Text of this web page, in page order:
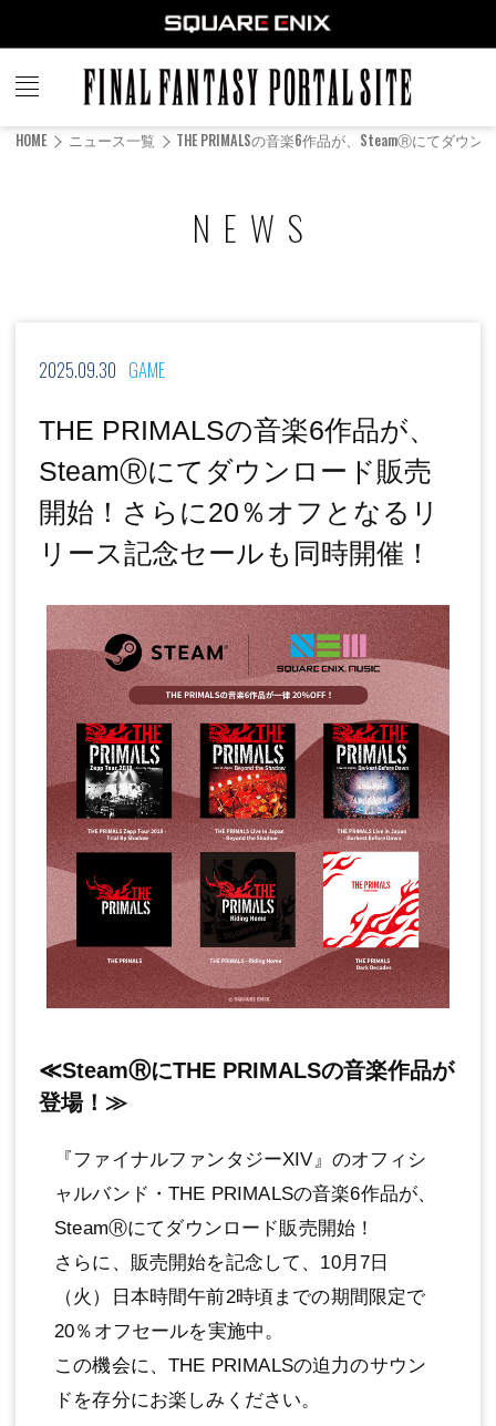
FINAL
FANTASY
HOME ニュース一覧 THE PRIMALSの音楽6作品が、SteamⓇにてダウ
NEWS
GAME
2025.09.30
THE PRIMALSの音楽6作品が、
SteamⓇにてダウンロード販売
開始！さらに20％オフとなるリ
リース記念セールも同時開催！
≪SteamⓇにTHE PRIMALSの音楽作品が
登場！≫
『ファイナルファンタジーXIV』のオフィシ
ャルバンド・THE PRIMALSの音楽6作品が、
SteamⓇにてダウンロード販売開始！
さらに、販売開始を記念して、10月7日
（火）日本時間午前2時頃までの期間限定で
20％オフセールを実施中。
この機会に、THE PRIMALSの迫力のサウン
ドを存分にお楽しみください。